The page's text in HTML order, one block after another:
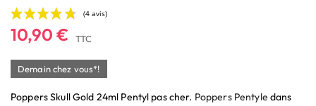
10,90 € TTC
Demain chez vous*!
Poppers Skull Gold 24ml Pentyl pas cher. Poppers Pentyle dans